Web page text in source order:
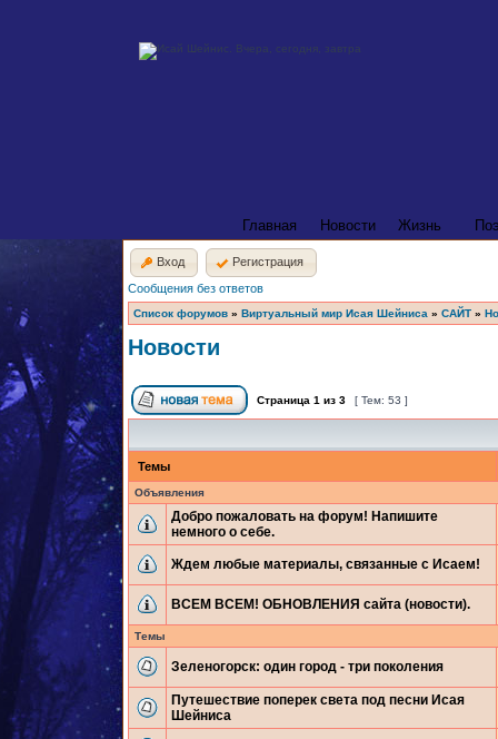
Главная Новости Жизнь
Вход
Регистрация
Сообщения без ответов
Список форумов » Виртуальный мир Исая Шейниса » САЙТ »
Новости
Страница 1 из 3 [ Тем: 53 ]
Темы
Объявления
Добро пожаловать на форум! Напишите
немного о себе.
Ждем любые материалы, связанные с Исаем!
ВСЕМ ВСЕМ! ОБНОВЛЕНИЯ сайта (новости).
Темы
Зеленогорск: один город - три поколения
Путешествие поперек света под песни Исая
Шейниса